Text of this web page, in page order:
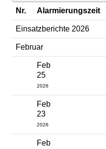
Nr. Alarmierungszeit
Einsatzberichte 2026
Februar
Feb
25
2026
Feb
23
2026
Feb